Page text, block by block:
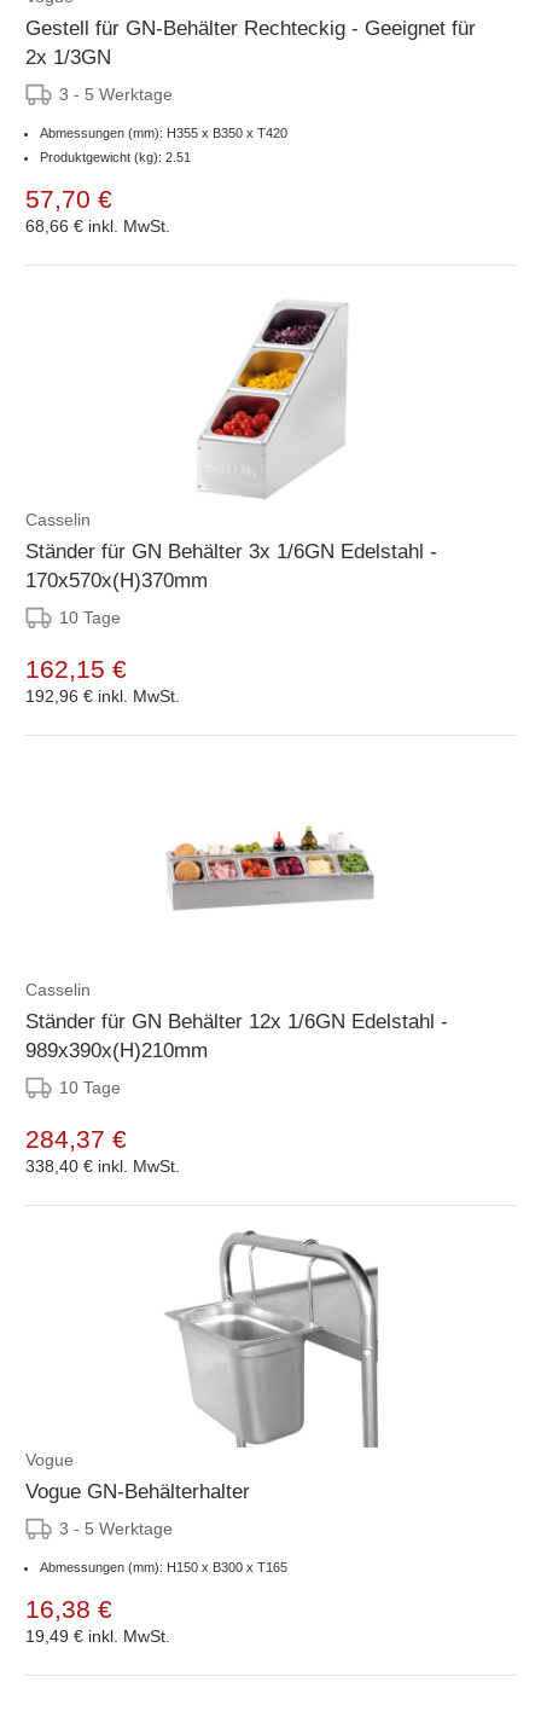
Gestell für GN-Behälter Rechteckig - Geeignet für
2x 1/3GN
3 - 5 Werktage
Abmessungen (mm): H355 x B350 x T420
Produktgewicht (kg): 2.51
57,70 €
68,66 € inkl. MwSt.
Casselin
Ständer für GN Behälter 3x 1/6GN Edelstahl -
170x570x(H)370mm
10 Tage
162,15 €
192,96 € inkl. MwSt.
Casselin
Ständer für GN Behälter 12x 1/6GN Edelstahl -
989x390x(H)210mm
10 Tage
284,37 €
338,40 € inkl. MwSt.
Vogue
Vogue GN-Behälterhalter
3 - 5 Werktage
Abmessungen (mm): H150 x B300 x T165
16,38 €
19,49 € inkl. MwSt.